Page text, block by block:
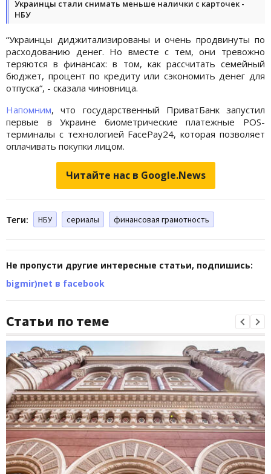
Украинцы стали снимать меньше налички с карточек -
НБУ
“Украинцы диджитализированы и очень продвинуты по
расходованию денег. Но вместе с тем, они тревожно
теряются в финансах: в том, как рассчитать семейный
бюджет, процент по кредиту или сэкономить денег для
отпуска“, - сказала чиновница.
Напомним, что государственный ПриватБанк запустил
первые в Украине биометрические платежные POS-
терминалы с технологией FacePay24, которая позволяет
оплачивать покупки лицом.
Читайте нас в Google.News
Теги: НБУ сериалы финансовая грамотность
Не пропусти другие интересные статьи, подпишись:
bigmir)net в facebook
Статьи по теме